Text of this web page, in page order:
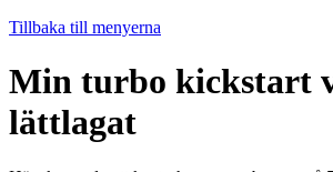
Tillbaka till menyerna
Min turbo kickstart
lättlagat